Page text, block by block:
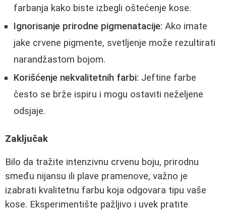
farbanja kako biste izbegli oštećenje kose.
Ignorisanje prirodne pigmenatacije: Ako imate
jake crvene pigmente, svetljenje može rezultirati
narandžastom bojom.
Korišćenje nekvalitetnih farbi: Jeftine farbe
često se brže ispiru i mogu ostaviti neželjene
odsjaje.
Zaključak
Bilo da tražite intenzivnu crvenu boju, prirodnu
smeđu nijansu ili plave pramenove, važno je
izabrati kvalitetnu farbu koja odgovara tipu vaše
kose. Eksperimentište pažljivo i uvek pratite